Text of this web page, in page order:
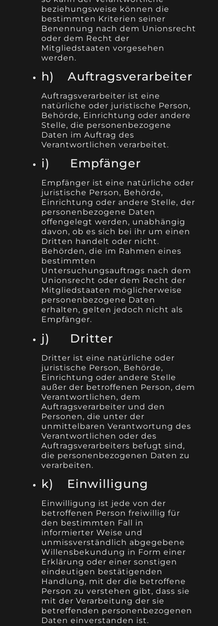
beziehungsweise können die
bestimmten Kriterien seiner
Benennung nach dem Unionsrecht
oder dem Recht der
Mitgliedstaaten vorgesehen
werden.
h) Auftragsverarbeiter
Auftragsverarbeiter ist eine
natürliche oder juristische Person,
Behörde, Einrichtung oder andere
Stelle, die personenbezogene
Daten im Auftrag des
Verantwortlichen verarbeitet.
i) Empfänger
Empfänger ist eine natürliche oder
juristische Person, Behörde,
Einrichtung oder andere Stelle, der
personenbezogene Daten
offengelegt werden, unabhängig
davon, ob es sich bei ihr um einen
Dritten handelt oder nicht.
Behörden, die im Rahmen eines
bestimmten
Untersuchungsauftrags nach dem
Unionsrecht oder dem Recht der
Mitgliedstaaten möglicherweise
personenbezogene Daten
erhalten, gelten jedoch nicht als
Empfänger.
j) Dritter
Dritter ist eine natürliche oder
juristische Person, Behörde,
Einrichtung oder andere Stelle
außer der betroffenen Person, dem
Verantwortlichen, dem
Auftragsverarbeiter und den
Personen, die unter der
unmittelbaren Verantwortung des
Verantwortlichen oder des
Auftragsverarbeiters befugt sind,
die personenbezogenen Daten zu
verarbeiten.
k) Einwilligung
Einwilligung ist jede von der
betroffenen Person freiwillig für
den bestimmten Fall in
informierter Weise und
unmissverständlich abgegebene
Willensbekundung in Form einer
Erklärung oder einer sonstigen
eindeutigen bestätigenden
Handlung, mit der die betroffene
Person zu verstehen gibt, dass sie
mit der Verarbeitung der sie
betreffenden personenbezogenen
Daten einverstanden ist.